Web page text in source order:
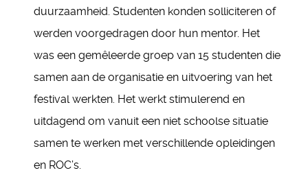
duurzaamheid. Studenten konden solliciteren of
werden voorgedragen door hun mentor. Het
was een gemêleerde groep van 15 studenten die
samen aan de organisatie en uitvoering van het
festival werkten. Het werkt stimulerend en
uitdagend om vanuit een niet schoolse situatie
samen te werken met verschillende opleidingen
en ROC’s.